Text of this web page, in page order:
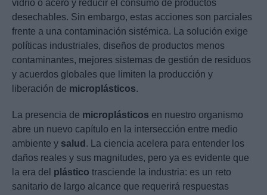
vidrio o acero y reducir el consumo de productos
desechables. Sin embargo, estas acciones son parciales
frente a una contaminación sistémica. La solución exige
políticas industriales, diseños de productos menos
contaminantes, mejores sistemas de gestión de residuos
y acuerdos globales que limiten la producción y
liberación de microplásticos.
La presencia de microplásticos en nuestro organismo
abre un nuevo capítulo en la intersección entre medio
ambiente y salud . La ciencia acelera para entender los
daños reales y sus magnitudes, pero ya es evidente que
la era del plástico trasciende la industria: es un reto
sanitario de largo alcance que requerirá respuestas